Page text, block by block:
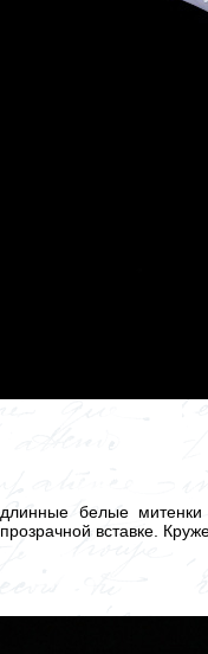
длинные белые митенки
прозрачной вставке.